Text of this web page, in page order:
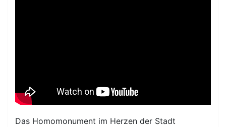
Das Homomonument im Herzen der Stadt